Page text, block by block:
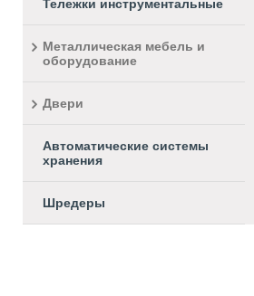
Тележки инструментальные
Металлическая мебель и
оборудование
Двери
Автоматические системы
хранения
Шредеры